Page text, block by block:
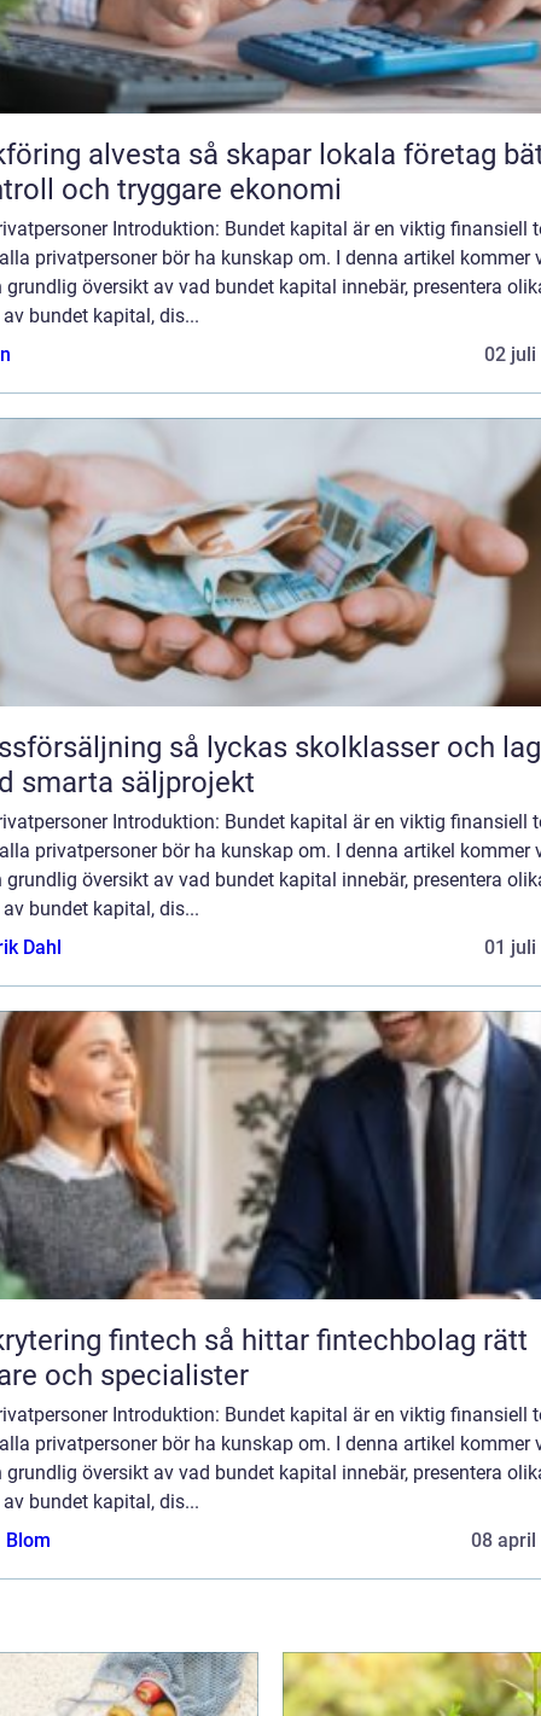
så skapar lokala företag bättre
och tryggare ekonomi
Introduktion: Bundet kapital är en viktig finansiell
privatpersoner bör ha kunskap om. I denna artikel kommer
grundlig översikt av vad bundet kapital innebär, presentera
bundet kapital, dis...
02 juli
så lyckas skolklasser och lag
smarta säljprojekt
Introduktion: Bundet kapital är en viktig finansiell
privatpersoner bör ha kunskap om. I denna artikel kommer
grundlig översikt av vad bundet kapital innebär, presentera
bundet kapital, dis...
Dahl
01 juli
fintech så hittar fintechbolag rätt
och specialister
Introduktion: Bundet kapital är en viktig finansiell
privatpersoner bör ha kunskap om. I denna artikel kommer
grundlig översikt av vad bundet kapital innebär, presentera
bundet kapital, dis...
Blom
08 april